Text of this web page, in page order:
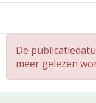
De
meer gelezen